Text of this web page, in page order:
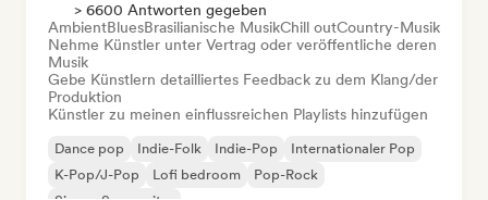
> 6600 Antworten gegeben
AmbientBluesBrasilianische MusikChill outCountry-Musik
Nehme Künstler unter Vertrag oder veröffentliche deren
Musik
Gebe Künstlern detailliertes Feedback zu dem Klang/der
Produktion
Künstler zu meinen einflussreichen Playlists hinzufügen
Dance pop Indie-Folk Indie-Pop
Internationaler Pop
K-Pop/J-Pop
Lofi bedroom
Pop-Rock